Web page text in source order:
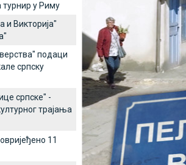
турнир у Риму
и Викторија"
подаци
српску
српске" -
трајања
11